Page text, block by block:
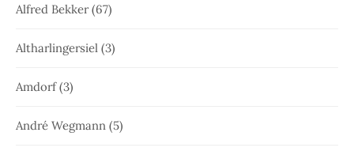
Alfred Bekker(67)
Altharlingersiel (3)
Amdorf(3)
André Wegmann (5)